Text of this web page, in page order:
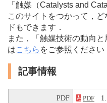
「触媒（Catalysts and
このサイトをつかって，
ドもできます．
また，「触媒技術の動向
はこちら をご参照ください
記事情報
PDF PDF